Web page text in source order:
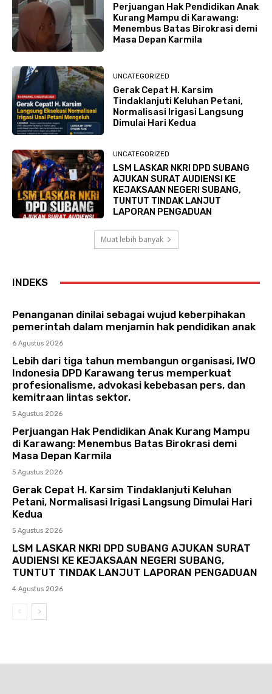
Perjuangan Hak Pendidikan Anak
Kurang Mampu di Karawang:
Menembus Batas Birokrasi demi
Masa Depan Karmila
UNCATEGORIZED
Gerak Cepat H. Karsim
Tindaklanjuti Keluhan Petani,
Normalisasi Irigasi Langsung
Dimulai Hari Kedua
UNCATEGORIZED
LSM LASKAR NKRI DPD SUBANG
AJUKAN SURAT AUDIENSI KE
KEJAKSAAN NEGERI SUBANG,
TUNTUT TINDAK LANJUT
LAPORAN PENGADUAN
Muat lebih banyak
INDEKS
Penanganan dinilai sebagai wujud keberpihakan
pemerintah dalam menjamin hak pendidikan anak
6 Agustus 2026
Lebih dari tiga tahun membangun organisasi, IWO
Indonesia DPD Karawang terus memperkuat
profesionalisme, advokasi kebebasan pers, dan
kemitraan lintas sektor.
5 Agustus 2026
Perjuangan Hak Pendidikan Anak Kurang Mampu
di Karawang: Menembus Batas Birokrasi demi
Masa Depan Karmila
5 Agustus 2026
Gerak Cepat H. Karsim Tindaklanjuti Keluhan
Petani, Normalisasi Irigasi Langsung Dimulai Hari
Kedua
5 Agustus 2026
LSM LASKAR NKRI DPD SUBANG AJUKAN SURAT
AUDIENSI KE KEJAKSAAN NEGERI SUBANG,
TUNTUT TINDAK LANJUT LAPORAN PENGADUAN
4 Agustus 2026